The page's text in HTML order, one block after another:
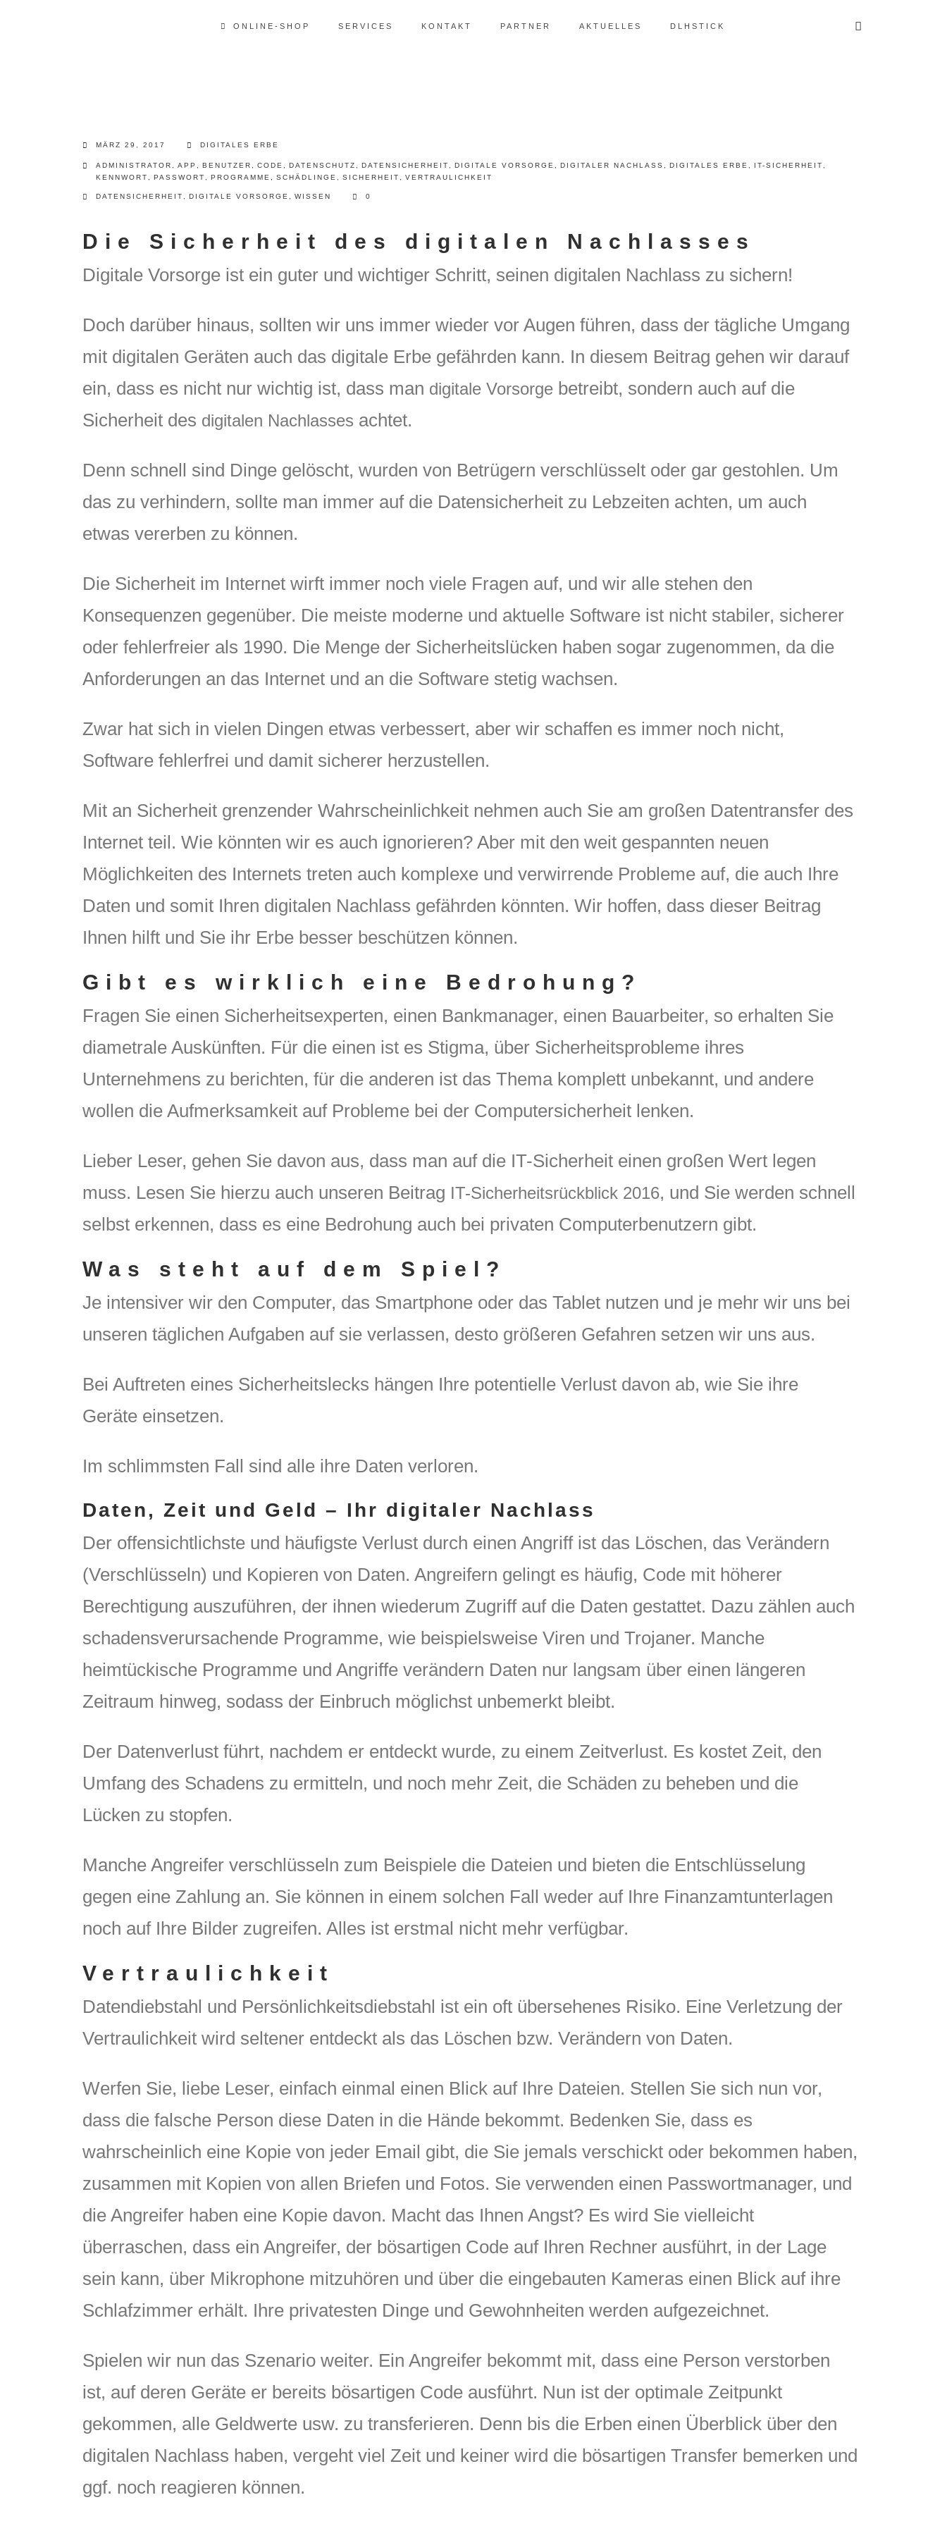
ONLINE-SHOP SERVICES KONTAKT PARTNER AKTUELLES DLHSTICK
MÄRZ 29, 2017 DIGITALES ERBE
ADMINISTRATOR APP BENUTZER CODE DATENSCHUTZ DATENSICHERHEIT DIGITALE VORSORGE DIGITALER NACHLASS DIGITALES ERBE IT-SICHERHEIT
KENNWORT
PASSWORT PROGRAMME SCHÄDLINGE SICHERHEIT VERTRAULICHKEIT
DATENSICHERHEIT DIGITALE VORSORGE WISSEN 0
Die Sicherheit des digitalen Nachlasses
Digitale Vorsorge ist ein guter und wichtiger Schritt, seinen digitalen Nachlass zu sichern!
Doch darüber hinaus, sollten wir uns immer wieder vor Augen führen, dass der tägliche Umgang
mit digitalen Geräten auch das digitale Erbe gefährden kann. In diesem Beitrag gehen wir darauf
ein, dass es nicht nur wichtig ist, dass man digitale Vorsorge betreibt, sondern auch auf die
Sicherheit des digitalen Nachlasses achtet.
Denn schnell sind Dinge gelöscht, wurden von Betrügern verschlüsselt oder gar gestohlen. Um
das zu verhindern, sollte man immer auf die Datensicherheit zu Lebzeiten achten, um auch
etwas vererben zu können.
Die Sicherheit im Internet wirft immer noch viele Fragen auf, und wir alle stehen den
Konsequenzen gegenüber. Die meiste moderne und aktuelle Software ist nicht stabiler, sicherer
oder fehlerfreier als 1990. Die Menge der Sicherheitslücken haben sogar zugenommen, da die
Anforderungen an das Internet und an die Software stetig wachsen.
Zwar hat sich in vielen Dingen etwas verbessert, aber wir schaffen es immer noch nicht,
Software fehlerfrei und damit sicherer herzustellen.
Mit an Sicherheit grenzender Wahrscheinlichkeit nehmen auch Sie am großen Datentransfer des
Internet teil. Wie könnten wir es auch ignorieren? Aber mit den weit gespannten neuen
Möglichkeiten des Internets treten auch komplexe und verwirrende Probleme auf, die auch Ihre
Daten und somit Ihren digitalen Nachlass gefährden könnten. Wir hoffen, dass dieser Beitrag
Ihnen hilft und Sie ihr Erbe besser beschützen können.
Gibt es wirklich eine Bedrohung?
Fragen Sie einen Sicherheitsexperten, einen Bankmanager, einen Bauarbeiter, so erhalten Sie
diametrale Auskünften. Für die einen ist es Stigma, über Sicherheitsprobleme ihres
Unternehmens zu berichten, für die anderen ist das Thema komplett unbekannt, und andere
wollen die Aufmerksamkeit auf Probleme bei der Computersicherheit lenken.
Lieber Leser, gehen Sie davon aus, dass man auf die IT-Sicherheit einen großen Wert legen
muss. Lesen Sie hierzu auch unseren Beitrag IT-Sicherheitsrückblick 2016, und Sie werden schnell
selbst erkennen, dass es eine Bedrohung auch bei privaten Computerbenutzern gibt.
Was steht auf dem Spiel?
Je intensiver wir den Computer, das Smartphone oder das Tablet nutzen und je mehr wir uns bei
unseren täglichen Aufgaben auf sie verlassen, desto größeren Gefahren setzen wir uns aus.
Bei Auftreten eines Sicherheitslecks hängen Ihre potentielle Verlust davon ab, wie Sie ihre
Geräte einsetzen.
Im schlimmsten Fall sind alle ihre Daten verloren.
Daten, Zeit und Geld – Ihr digitaler Nachlass
Der offensichtlichste und häufigste Verlust durch einen Angriff ist das Löschen, das Verändern
(Verschlüsseln) und Kopieren von Daten. Angreifern gelingt es häufig, Code mit höherer
Berechtigung auszuführen, der ihnen wiederum Zugriff auf die Daten gestattet. Dazu zählen auch
schadensverursachende Programme, wie beispielsweise Viren und Trojaner. Manche
heimtückische Programme und Angriffe verändern Daten nur langsam über einen längeren
Zeitraum hinweg, sodass der Einbruch möglichst unbemerkt bleibt.
Der Datenverlust führt, nachdem er entdeckt wurde, zu einem Zeitverlust. Es kostet Zeit, den
Umfang des Schadens zu ermitteln, und noch mehr Zeit, die Schäden zu beheben und die
Lücken zu stopfen.
Manche Angreifer verschlüsseln zum Beispiele die Dateien und bieten die Entschlüsselung
gegen eine Zahlung an. Sie können in einem solchen Fall weder auf Ihre Finanzamtunterlagen
noch auf Ihre Bilder zugreifen. Alles ist erstmal nicht mehr verfügbar.
Vertraulichkeit
Datendiebstahl und Persönlichkeitsdiebstahl ist ein oft übersehenes Risiko. Eine Verletzung der
Vertraulichkeit wird seltener entdeckt als das Löschen bzw. Verändern von Daten.
Werfen Sie, liebe Leser, einfach einmal einen Blick auf Ihre Dateien. Stellen Sie sich nun vor,
dass die falsche Person diese Daten in die Hände bekommt. Bedenken Sie, dass es
wahrscheinlich eine Kopie von jeder Email gibt, die Sie jemals verschickt oder bekommen haben,
zusammen mit Kopien von allen Briefen und Fotos. Sie verwenden einen Passwortmanager, und
die Angreifer haben eine Kopie davon. Macht das Ihnen Angst? Es wird Sie vielleicht
überraschen, dass ein Angreifer, der bösartigen Code auf Ihren Rechner ausführt, in der Lage
sein kann, über Mikrophone mitzuhören und über die eingebauten Kameras einen Blick auf ihre
Schlafzimmer erhält. Ihre privatesten Dinge und Gewohnheiten werden aufgezeichnet.
Spielen wir nun das Szenario weiter. Ein Angreifer bekommt mit, dass eine Person verstorben
ist, auf deren Geräte er bereits bösartigen Code ausführt. Nun ist der optimale Zeitpunkt
gekommen, alle Geldwerte usw. zu transferieren. Denn bis die Erben einen Überblick über den
digitalen Nachlass haben, vergeht viel Zeit und keiner wird die bösartigen Transfer bemerken und
ggf. noch reagieren können.